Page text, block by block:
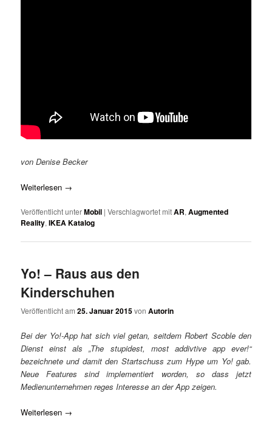
von Denise Becker
Weiterlesen →
Veröffentlicht unterMobil |Verschlagwortet mitAR,Augmented
Reality,IKEA Katalog
Yo! – Raus aus den
Kinderschuhen
Veröffentlicht am25. Januar 2015vonAutorin
Bei der Yo!-App hat sich viel getan, seitdem Robert Scoble den
Dienst einst als „The stupidest, most addivtive app ever!“
bezeichnete und damit den Startschuss zum Hype um Yo! gab.
Neue Features sind implementiert worden, so dass jetzt
Medienunternehmen reges Interesse an der App zeigen.
Weiterlesen →